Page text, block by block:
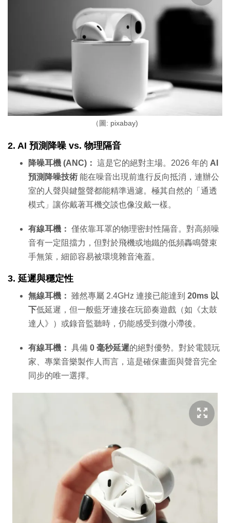
（圖: pixabay)
2. AI 預測降噪 vs. 物理隔音
降噪耳機 (ANC)： 這是它的絕對主場。2026 年的 AI
預測降噪技術 能在噪音出現前進行反向抵消，連辦公
室的人聲與鍵盤聲都能精準過濾。極其自然的「通透
模式」讓你戴著耳機交談也像沒戴一樣。
有線耳機： 僅依靠耳罩的物理密封性隔音。對高頻噪
音有一定阻擋力，但對於飛機或地鐵的低頻轟鳴聲束
手無策，細節容易被環境雜音淹蓋。
3. 延遲與穩定性
無線耳機： 雖然專屬 2.4GHz 連接已能達到 20ms 以
下低延遲，但一般藍牙連接在玩節奏遊戲（如《太鼓
達人》）或錄音監聽時，仍能感受到微小滯後。
有線耳機： 具備 0 毫秒延遲的絕對優勢。對於電競玩
家、專業音樂製作人而言，這是確保畫面與聲音完全
同步的唯一選擇。